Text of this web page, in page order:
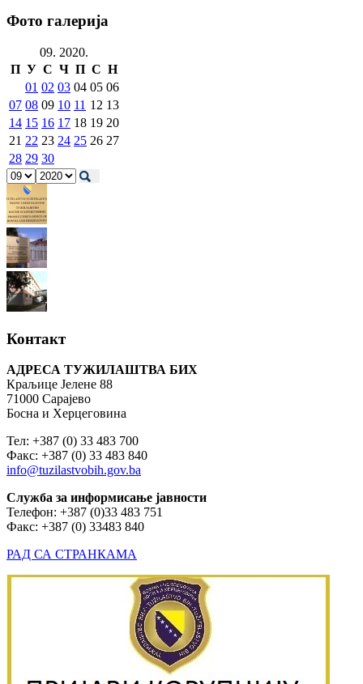
Фото галерија
09. 2020.
П У С Ч П С Н
01 02 03 04 05 06
07 08 09 10 11 12 13
14 15 16 17 18 19 20
21 22 23 24 25 26 27
28 29 30
Контакт
АДРЕСА ТУЖИЛАШТВА БИХ
Краљице Јелене 88
71000 Сарајево
Босна и Херцеговина
Тел: +387 (0) 33 483 700
Факс: +387 (0) 33 483 840
info@tuzilastvobih.gov.ba
Служба за информисање јавности
Телефон: +387 (0)33 483 751
Факс: +387 (0) 33483 840
РАД СА СТРАНКАМА